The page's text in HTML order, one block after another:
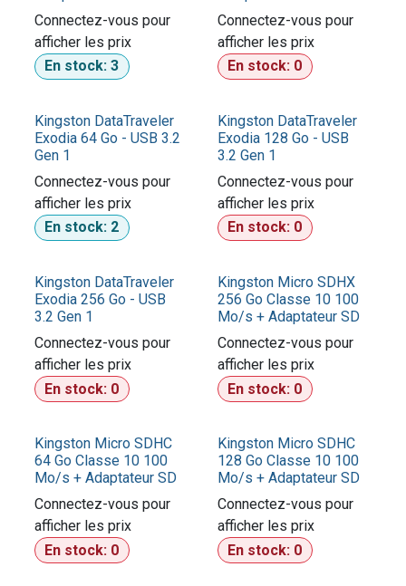
Connectez-vous pour
afficher les prix​
En stock:3
Connectez-vous pour
afficher les prix​
En stock: 0
Kingston DataTraveler
Exodia 64 Go - USB 3.2
Gen 1
Connectez-vous pour
afficher les prix​
En stock: 2
Kingston DataTraveler
Exodia 128 Go - USB
3.2 Gen 1
Connectez-vous pour
afficher les prix​
En stock: 0
Kingston DataTraveler
Exodia 256 Go - USB
3.2 Gen 1
Connectez-vous pour
afficher les prix​
En stock: 0
Kingston Micro SDHX
256 Go Classe 10 100
Mo/s + Adaptateur SD
Connectez-vous pour
afficher les prix​
En stock: 0
Kingston Micro SDHC
64 Go Classe 10 100
Mo/s + Adaptateur SD
Connectez-vous pour
afficher les prix​
En stock: 0
Kingston Micro SDHC
128 Go Classe 10 100
Mo/s + Adaptateur SD
Connectez-vous pour
afficher les prix​
En stock: 0